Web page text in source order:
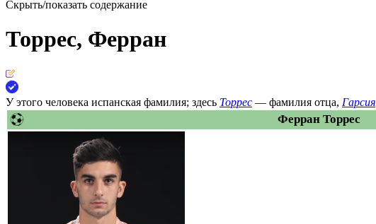
Скрыть/показать содержание
Торрес, Ферран
У этого человека испанская фамилия; здесь Торрес — фамилия отца, Гарсия
Ферран Торрес